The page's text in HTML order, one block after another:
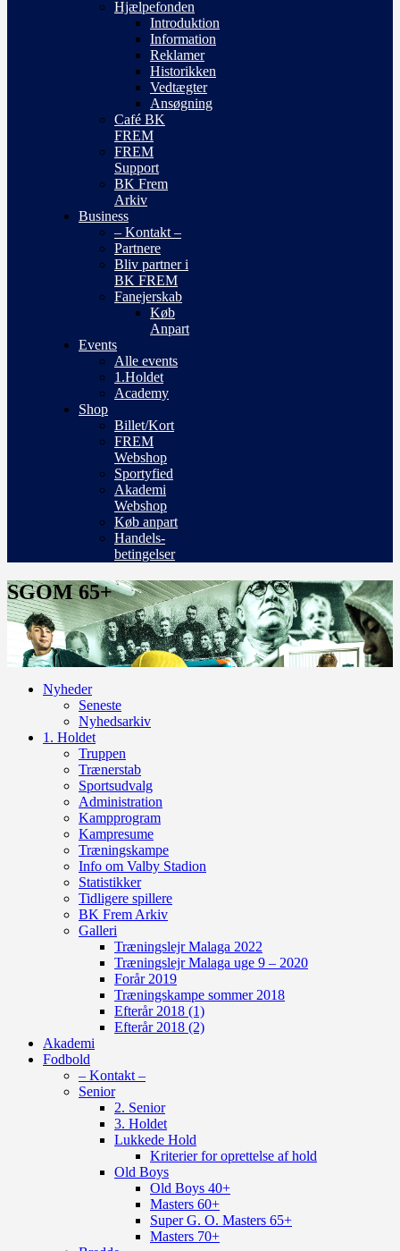
Hjælpefonden
Introduktion
Information
Reklamer
Historikken
Vedtægter
Ansøgning
Café BK
FREM
FREM
Support
BK Frem
Arkiv
Business
– Kontakt –
Partnere
Bliv partner i
BK FREM
Fanejerskab
Køb
Anpart
Events
Alle events
1.Holdet
Academy
Shop
Billet/Kort
FREM
Webshop
Sportyfied
Akademi
Webshop
Køb anpart
Handels-
betingelser
SGOM 65+
Nyheder
Seneste
Nyhedsarkiv
1. Holdet
Truppen
Trænerstab
Sportsudvalg
Administration
Kampprogram
Kampresume
Træningskampe
Info om Valby Stadion
Statistikker
Tidligere spillere
BK Frem Arkiv
Galleri
Træningslejr Malaga 2022
Træningslejr Malaga uge 9 – 2020
Forår 2019
Træningskampe sommer 2018
Efterår 2018 (1)
Efterår 2018 (2)
Akademi
Fodbold
– Kontakt –
Senior
2. Senior
3. Holdet
Lukkede Hold
Kriterier for oprettelse af hold
Old Boys
Old Boys 40+
Masters 60+
Super G. O. Masters 65+
Masters 70+